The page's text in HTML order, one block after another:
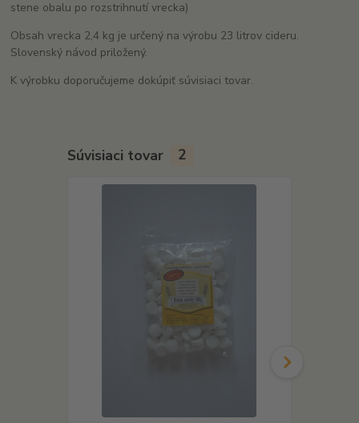
stene obalu po rozstrihnutí vrecka)
Obsah vrecka 2,4 kg je určený na výrobu 23 litrov cideru.
Slovenský návod priložený.
K výrobku doporučujeme dokúpiť súvisiaci tovar.
Súvisiaci tovar 2